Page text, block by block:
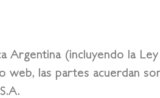
Argentina (incluyendo la
las partes acuerdan